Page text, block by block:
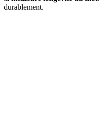
durablement.